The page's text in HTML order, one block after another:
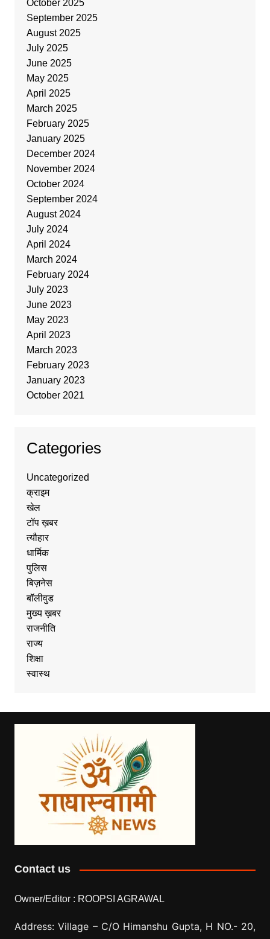
October 2025
September 2025
August 2025
July 2025
June 2025
May 2025
April 2025
March 2025
February 2025
January 2025
December 2024
November 2024
October 2024
September 2024
August 2024
July 2024
April 2024
March 2024
February 2024
July 2023
June 2023
May 2023
April 2023
March 2023
February 2023
January 2023
October 2021
Categories
Uncategorized
क्राइम
खेल
टॉप ख़बर
त्यौहार
धार्मिक
पुलिस
बिज़नेस
बॉलीवुड
मुख्य ख़बर
राजनीति
राज्य
शिक्षा
स्वास्थ
Contact us
Owner/Editor : ROOPSI AGRAWAL
Address: Village – C/O Himanshu Gupta, H NO.- 20,